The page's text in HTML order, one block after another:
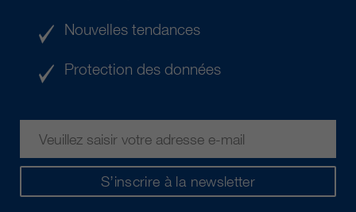
S’inscrire à la newsletter
Nouvelles tendances
Protection des données